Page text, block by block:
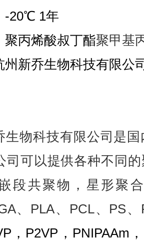
-20℃ 1年
聚丙烯酸叔丁酯聚甲基
州新乔生物科技有限公
生物科技有限公司是
司可以提供各种不同
段共聚物，星形聚
、 PLA、 PCL、 PS、
， P2VP ， PNIPAAm ，